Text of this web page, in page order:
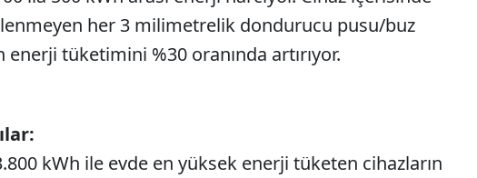
her 3 milimetrelik dondurucu pusu/buz
enerji tüketimini %30 oranında artırıyor.
kWh ile evde en yüksek enerji tüketen cihazların